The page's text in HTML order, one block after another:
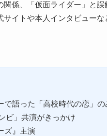
係、「仮面ライダー」と誤
イトや本人インタビューな
で語った「高校時代の恋」の
ビ」共演がきっかけ
ズ』主演